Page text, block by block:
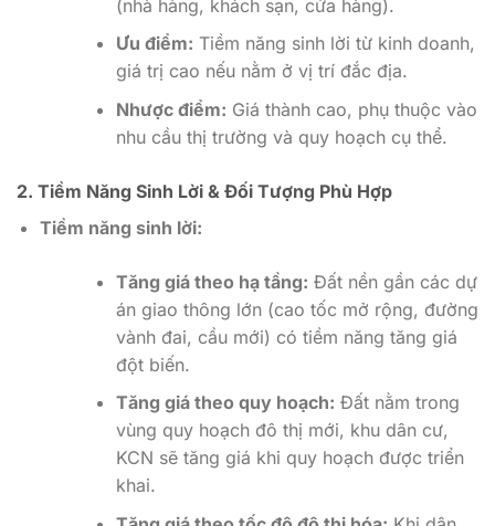
(nhà hàng, khách sạn, cửa hàng).
Ưu điểm: Tiềm năng sinh lời từ kinh doanh,
giá trị cao nếu nằm ở vị trí đắc địa.
Nhược điểm: Giá thành cao, phụ thuộc vào
nhu cầu thị trường và quy hoạch cụ thể.
2. Tiềm Năng Sinh Lời & Đối Tượng Phù Hợp
Tiềm năng sinh lời:
Tăng giá theo hạ tầng: Đất nền gần các dự
án giao thông lớn (cao tốc mở rộng, đường
vành đai, cầu mới) có tiềm năng tăng giá
đột biến.
Tăng giá theo quy hoạch: Đất nằm trong
vùng quy hoạch đô thị mới, khu dân cư,
KCN sẽ tăng giá khi quy hoạch được triển
khai.